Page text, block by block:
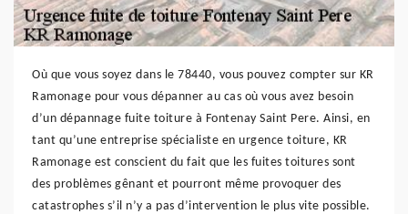
Où que vous soyez dans le 78440, vous pouvez compter sur KR
Ramonage pour vous dépanner au cas où vous avez besoin
d’un dépannage fuite toiture à Fontenay Saint Pere. Ainsi, en
tant qu’une entreprise spécialiste en urgence toiture, KR
Ramonage est conscient du fait que les fuites toitures sont
des problèmes gênant et pourront même provoquer des
catastrophes s’il n’y a pas d’intervention le plus vite possible.